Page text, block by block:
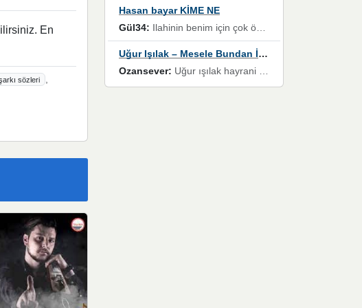
En
sözleri
Hasan bayar KİME NE
Gül34: Ilahinin benim için çok özel bir yeri var İlk çıktığında komşum ne kadar yüksek sesle dinliyorsa orada duymuştum ve YouTube'dan aratıp Bu ilahiyi bulmuştum ve sonra müdavimi oldum günlük Ben de 3-5 kere dinleyip ezberleyip artık ilahiye bende eşlik ediyorum yüksek sesle Allah razı olsun hizmet nimettir Rabbim sizin zahmetlerinize de hayırlı nimetler versin Selam ve dua ile Allah'a emanet olun
Uğur Işılak – Mesele Bundan İbaret
Ozansever: Uğur ışılak hayrani olarak eski yeni tüm eserlerini keyifle huzurla dinleyenlerden birisiyim, emeğine saygı duyan gönül veren bunu en güzel şekilde sevenlerine ulaştıran siz değerli sayfa yöneticilerine de teşekkür ederim